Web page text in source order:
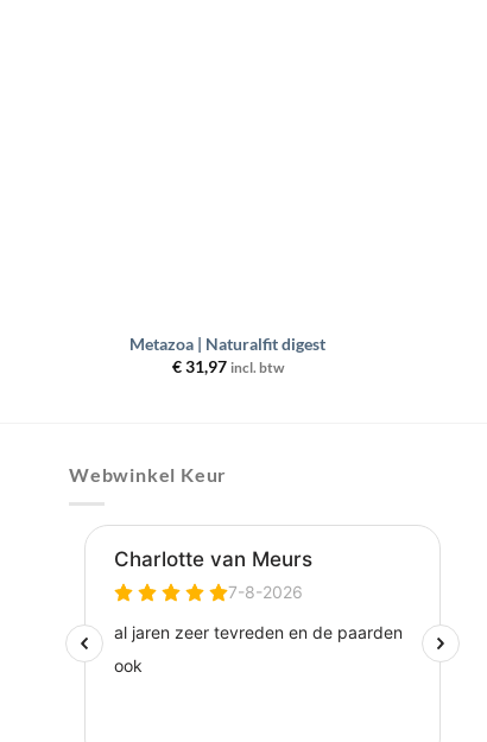
Metazoa | Naturalfit digest
€31,97 incl. btw
Webwinkel Keur